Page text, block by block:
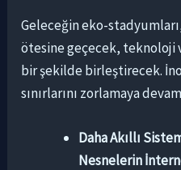
Geleceğin eko-
ötesine geçecek, teknoloji
bir şekilde birleştirecek.
sınırlarını zorlamaya
Daha Akıllı
Nesnelerin